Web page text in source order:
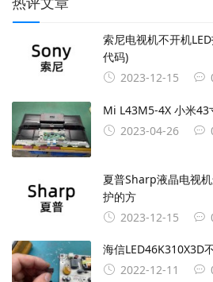
索尼电视机不开机
代码)
2023-12-15
Mi L43M5-4X 小米43
2023-04-26
夏普Sharp液晶电视
护的方
2023-12-15
海信LED46K310X3D
2022-12-11